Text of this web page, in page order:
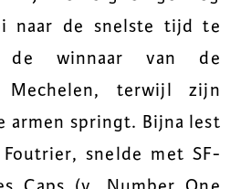
naar de snelste tijd te
de winnaar van de
Mechelen, terwijl zijn
armen springt. Bijna lest
snelde met SF-